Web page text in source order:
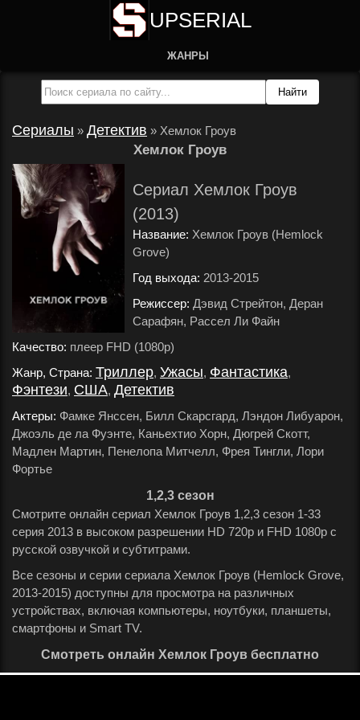
UPSERIAL
ЖАНРЫ
Сериалы » Детектив » Хемлок Гроув
Хемлок Гроув
Сериал Хемлок Гроув
(2013)
Название: Хемлок Гроув (Hemlock
Grove)
Год выхода: 2013-2015
Режиссер: Дэвид Стрейтон, Деран
Сарафян, Рассел Ли Файн
Качество: плеер FHD (1080p)
Жанр, Страна: Триллер, Ужасы, Фантастика,
Фэнтези, США, Детектив
Актеры: Фамке Янссен, Билл Скарсгард, Лэндон Либуарон,
Джоэль де ла Фуэнте, Каньехтио Хорн, Дюгрей Скотт,
Мадлен Мартин, Пенелопа Митчелл, Фрея Тингли, Лори
Фортье
1,2,3 сезон
Смотрите онлайн сериал Хемлок Гроув 1,2,3 сезон 1-33
серия 2013 в высоком разрешении HD 720p и FHD 1080p с
русской озвучкой и субтитрами.
Все сезоны и серии сериала Хемлок Гроув (Hemlock Grove,
2013-2015) доступны для просмотра на различных
устройствах, включая компьютеры, ноутбуки, планшеты,
смартфоны и Smart TV.
Смотреть онлайн Хемлок Гроув бесплатно